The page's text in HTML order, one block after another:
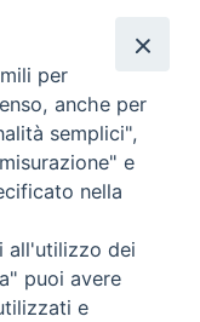
per
anche per
semplici",
e
nella
all'utilizzo dei
puoi avere
e